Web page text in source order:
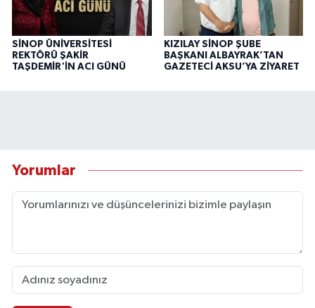
SİNOP ÜNİVERSİTESİ
REKTÖRÜ ŞAKİR
TAŞDEMİR'İN ACI GÜNÜ
KIZILAY SİNOP ŞUBE
BAŞKANI ALBAYRAK’TAN
GAZETECİ AKSU’YA ZİYARET
Yorumlar